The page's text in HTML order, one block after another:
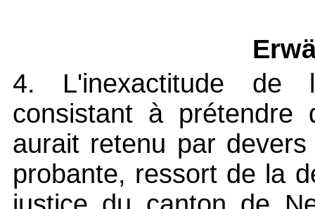
4. L'inexactitude de
consistant à prétendre
aurait retenu par
probante, ressort de la